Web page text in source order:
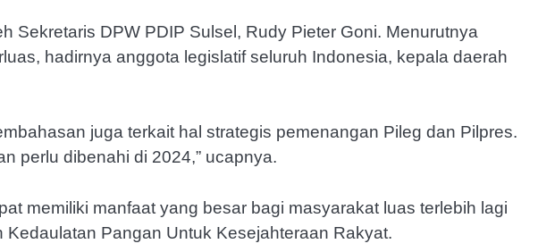
Sekretaris DPW PDIP Sulsel, Rudy Pieter Goni. Menurutnya
hadirnya anggota legislatif seluruh Indonesia, kepala daerah
juga terkait hal strategis pemenangan Pileg dan Pilpres.
perlu dibenahi di 2024,” ucapnya.
memiliki manfaat yang besar bagi masyarakat luas terlebih lagi
Pangan Untuk Kesejahteraan Rakyat.